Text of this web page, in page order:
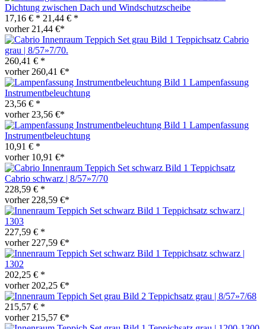
Dichtung zwischen Dach und Windschutzscheibe
17,16 € * 21,44 € *
vorher 21,44 €*
Teppichsatz Cabrio
grau | 8/57»7/70.
260,41 € *
vorher 260,41 €*
Lampenfassung
Instrumentbeleuchtung
23,56 € *
vorher 23,56 €*
Lampenfassung
Instrumentbeleuchtung
10,91 € *
vorher 10,91 €*
Teppichsatz
Cabrio schwarz | 8/57»7/70
228,59 € *
vorher 228,59 €*
Teppichsatz schwarz |
1303
227,59 € *
vorher 227,59 €*
Teppichsatz schwarz |
1302
202,25 € *
vorher 202,25 €*
Teppichsatz grau | 8/57»7/68
215,57 € *
vorher 215,57 €*